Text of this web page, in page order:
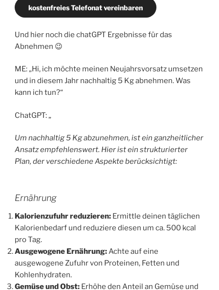
kostenfreies Telefonat vereinbaren
Und hier noch die chatGPT Ergebnisse für das
Abnehmen 😉
ME: „Hi, ich möchte meinen Neujahrsvorsatz umsetzen
und in diesem Jahr nachhaltig 5 Kg abnehmen. Was
kann ich tun?“
ChatGPT: „
Um nachhaltig 5 Kg abzunehmen, ist ein ganzheitlicher
Ansatz empfehlenswert. Hier ist ein strukturierter
Plan, der verschiedene Aspekte berücksichtigt:
Ernährung
Kalorienzufuhr reduzieren: Ermittle deinen täglichen
Kalorienbedarf und reduziere diesen um ca. 500 kcal
pro Tag.
Ausgewogene Ernährung:Achte auf eine
ausgewogene Zufuhr von Proteinen, Fetten und
Kohlenhydraten.
Gemüse und Obst: Erhöhe den Anteil an Gemüse und